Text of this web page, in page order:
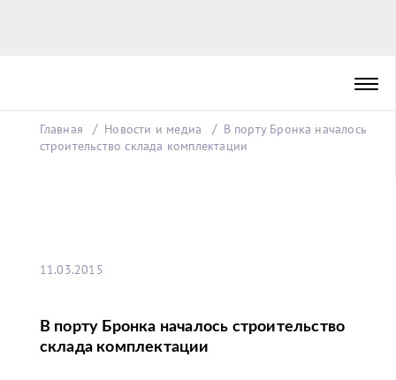
Главная Новости и медиа
В порту Бронка началось
строительство склада комплектации
11.03.2015
В порту Бронка началось строительство
склада комплектации